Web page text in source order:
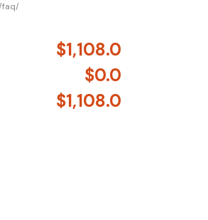
faq/
$1,108.0
$0.0
$1,108.0